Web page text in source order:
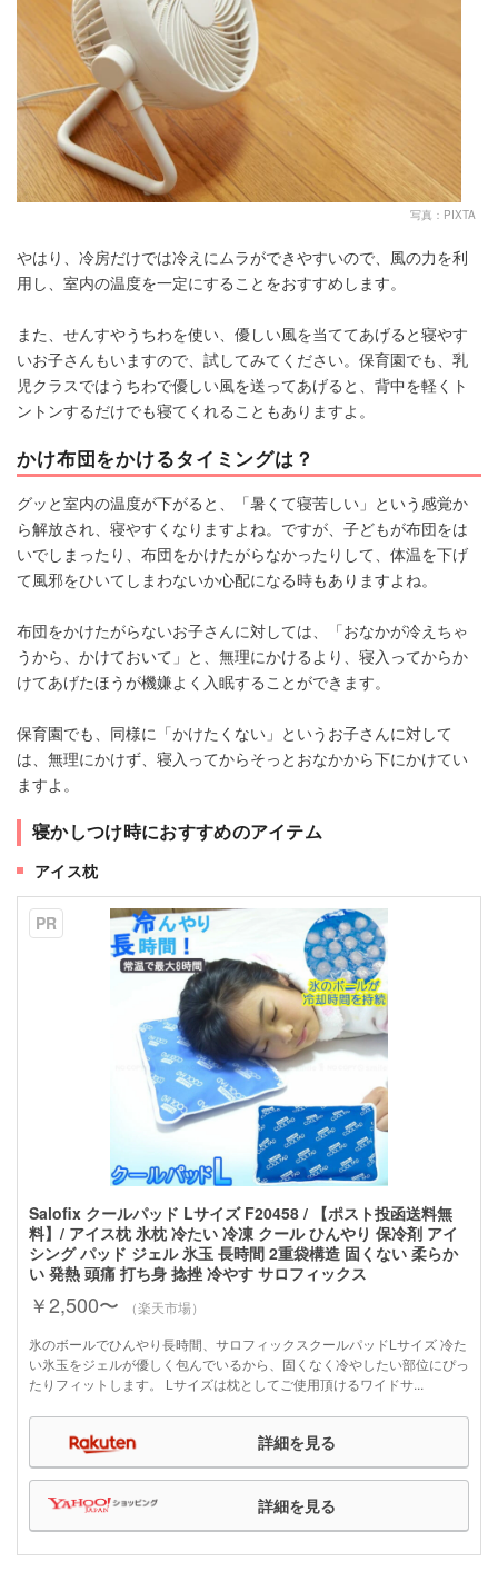
写真：PIXTA
やはり、冷房だけでは冷えにムラができやすいので、風の力を利
用し、室内の温度を一定にすることをおすすめします。
また、せんすやうちわを使い、優しい風を当ててあげると寝やす
いお子さんもいますので、試してみてください。保育園でも、乳
児クラスではうちわで優しい風を送ってあげると、背中を軽くト
ントンするだけでも寝てくれることもありますよ。
かけ布団をかけるタイミングは？
グッと室内の温度が下がると、「暑くて寝苦しい」という感覚か
ら解放され、寝やすくなりますよね。ですが、子どもが布団をは
いでしまったり、布団をかけたがらなかったりして、体温を下げ
て風邪をひいてしまわないか心配になる時もありますよね。
布団をかけたがらないお子さんに対しては、「おなかが冷えちゃ
うから、かけておいて」と、無理にかけるより、寝入ってからか
けてあげたほうが機嫌よく入眠することができます。
保育園でも、同様に「かけたくない」というお子さんに対して
は、無理にかけず、寝入ってからそっとおなかから下にかけてい
ますよ。
寝かしつけ時におすすめのアイテム
アイス枕
PR
Salofix クールパッド Lサイズ F20458 / 【ポスト投函送料無
料】/ アイス枕 氷枕 冷たい 冷凍 クール ひんやり 保冷剤 アイ
シング パッド ジェル 氷玉 長時間 2重袋構造 固くない 柔らか
い 発熱 頭痛 打ち身 捻挫 冷やす サロフィックス
￥2,500〜
（楽天市場）
氷のボールでひんやり長時間、サロフィックスクールパッドLサイズ 冷た
い氷玉をジェルが優しく包んでいるから、固くなく冷やしたい部位にぴっ
たりフィットします。 Lサイズは枕としてご使用頂けるワイドサ...
詳細を見る
詳細を見る